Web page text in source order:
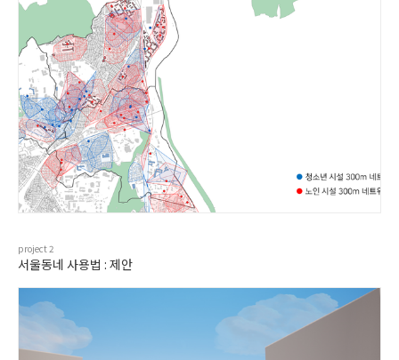
project2
서울동네 사용법 : 제안